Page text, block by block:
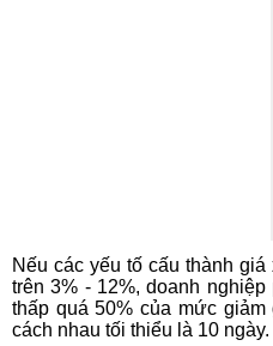
Nếu các yếu tố cấu thành
trên 3% - 12%, doanh
thấp quá 50% của mức
cách nhau tối thiểu là 10 ngày.